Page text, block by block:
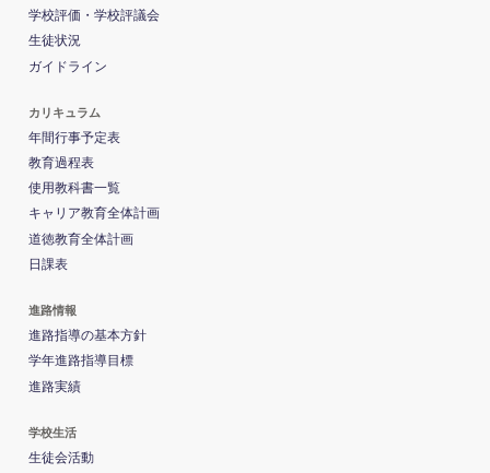
学校評価・学校評議会
生徒状況
ガイドライン
カリキュラム
年間行事予定表
教育過程表
使用教科書一覧
キャリア教育全体計画
道徳教育全体計画
日課表
進路情報
進路指導の基本方針
学年進路指導目標
進路実績
学校生活
生徒会活動